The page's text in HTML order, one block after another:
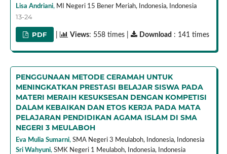
Lisa Andriani, MI Negeri 15 Bener Meriah, Indonesia, Indonesia
13-24
PDF Views: 558 times | Download : 141 times
PENGGUNAAN METODE CERAMAH UNTUK
MENINGKATKAN PRESTASI BELAJAR SISWA PADA
MATERI MERAIH KESUKSESAN DENGAN KOMPETISI
DALAM KEBAIKAN DAN ETOS KERJA PADA MATA
PELAJARAN PENDIDIKAN AGAMA ISLAM DI SMA
NEGERI 3 MEULABOH
Eva Mulia Sumarni, SMA Negeri 3 Meulaboh, Indonesia,
Indonesia
Sri Wahyuni, SMK Negeri 1 Meulaboh, Indonesia, Indonesia